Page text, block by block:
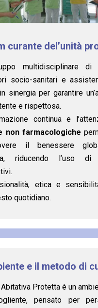
curante del’unità
multidisciplinare di
socio-sanitari e
sinergia per garantire
e rispettosa.
continua e
non farmacologiche
il benessere
riducendo l’uso di
etica e
quotidiano.
e il metodo di
Abitativa Protetta è un
pensato per